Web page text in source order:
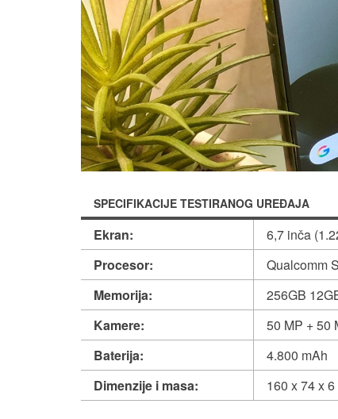
SPECIFIKACIJE TESTIRANOG UREĐAJA
Ekran:
6,7 inča
Procesor:
Qualcomm
Memorija:
256GB
Kamere:
50 MP + 50
Baterija:
4.800 mAh
Dimenzije i masa:
160 x 74 x